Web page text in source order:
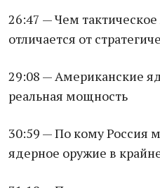
26:47 — Чем
отличается от
29:08 — Американские
реальная мощность
30:59 — По кому Россия
ядерное оружие в